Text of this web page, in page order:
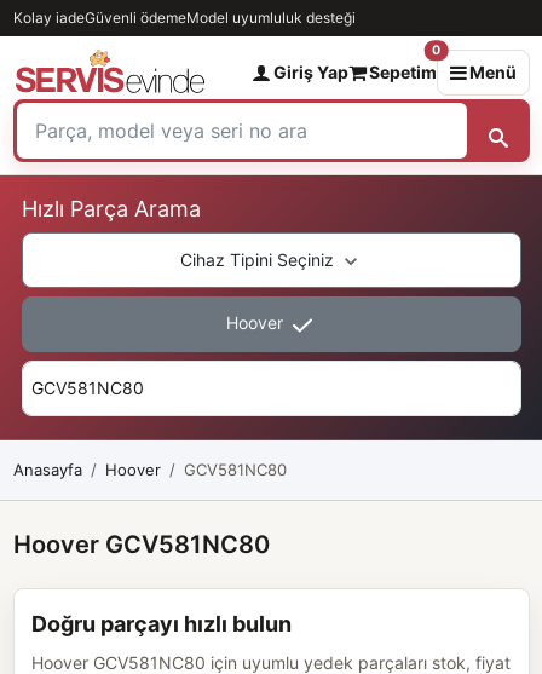
Kolay iadeGüvenli ödemeModel uyumluluk desteği
Giriş Yap Sepetim
0
Menü
Hızlı Parça Arama
Cihaz Tipini Seçiniz
Hoover
Anasayfa Hoover GCV581NC80
Hoover GCV581NC80
Doğru parçayı hızlı bulun
Hoover GCV581NC80 için uyumlu yedek parçaları stok, fiyat